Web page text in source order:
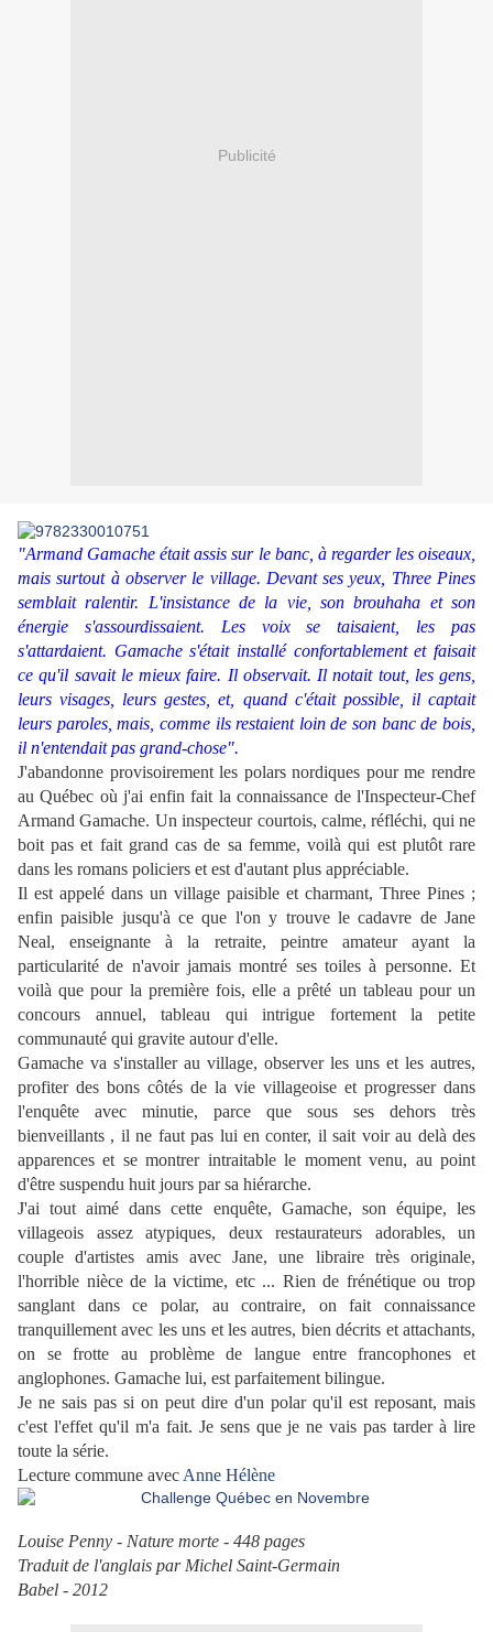
Publicité
"Armand Gamache était assis sur le banc, à regarder les oiseaux,
mais surtout à observer le village. Devant ses yeux, Three Pines
semblait ralentir. L'insistance de la vie, son brouhaha et son
énergie s'assourdissaient. Les voix se taisaient, les pas
s'attardaient. Gamache s'était installé confortablement et faisait
ce qu'il savait le mieux faire. Il observait. Il notait tout, les gens,
leurs visages, leurs gestes, et, quand c'était possible, il captait
leurs paroles, mais, comme ils restaient loin de son banc de bois,
il n'entendait pas grand-chose".
J'abandonne provisoirement les polars nordiques pour me rendre
au Québec où j'ai enfin fait la connaissance de l'Inspecteur-Chef
Armand Gamache. Un inspecteur courtois, calme, réfléchi, qui ne
boit pas et fait grand cas de sa femme, voilà qui est plutôt rare
dans les romans policiers et est d'autant plus appréciable.
Il est appelé dans un village paisible et charmant, Three Pines ;
enfin paisible jusqu'à ce que l'on y trouve le cadavre de Jane
Neal, enseignante à la retraite, peintre amateur ayant la
particularité de n'avoir jamais montré ses toiles à personne. Et
voilà que pour la première fois, elle a prêté un tableau pour un
concours annuel, tableau qui intrigue fortement la petite
communauté qui gravite autour d'elle.
Gamache va s'installer au village, observer les uns et les autres,
profiter des bons côtés de la vie villageoise et progresser dans
l'enquête avec minutie, parce que sous ses dehors très
bienveillants , il ne faut pas lui en conter, il sait voir au delà des
apparences et se montrer intraitable le moment venu, au point
d'être suspendu huit jours par sa hiérarche.
J'ai tout aimé dans cette enquête, Gamache, son équipe, les
villageois assez atypiques, deux restaurateurs adorables, un
couple d'artistes amis avec Jane, une libraire très originale,
l'horrible nièce de la victime, etc ... Rien de frénétique ou trop
sanglant dans ce polar, au contraire, on fait connaissance
tranquillement avec les uns et les autres, bien décrits et attachants,
on se frotte au problème de langue entre francophones et
anglophones. Gamache lui, est parfaitement bilingue.
Je ne sais pas si on peut dire d'un polar qu'il est reposant, mais
c'est l'effet qu'il m'a fait. Je sens que je ne vais pas tarder à lire
toute la série.
Lecture commune avec Anne Hélène
Louise Penny - Nature morte - 448 pages
Traduit de l'anglais par Michel Saint-Germain
Babel - 2012